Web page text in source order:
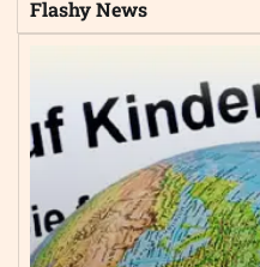
Flashy News